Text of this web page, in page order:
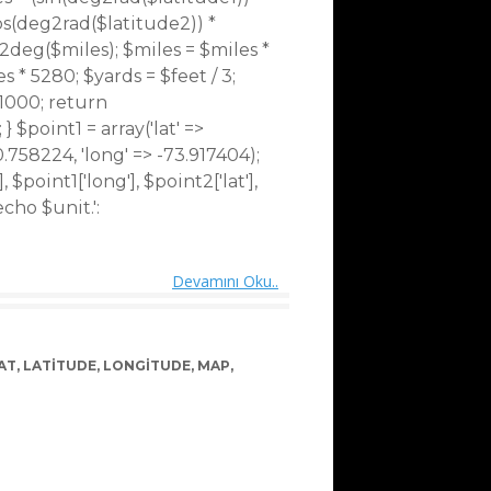
*
$miles = $miles *
* 5280; $yards = $feet / 3;
return
$point1 = array('lat' =>
'long' => -73.917404);
$point1['long'], $point2['lat'],
$unit.':
Devamını Oku..
, LATITUDE, LONGITUDE, MAP,